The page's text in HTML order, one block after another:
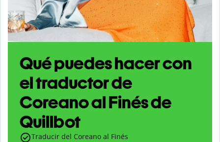
Qué puedes hacer con
el traductor de
Coreano al Finés de
Quillbot
Traducir del Coreano al Finés